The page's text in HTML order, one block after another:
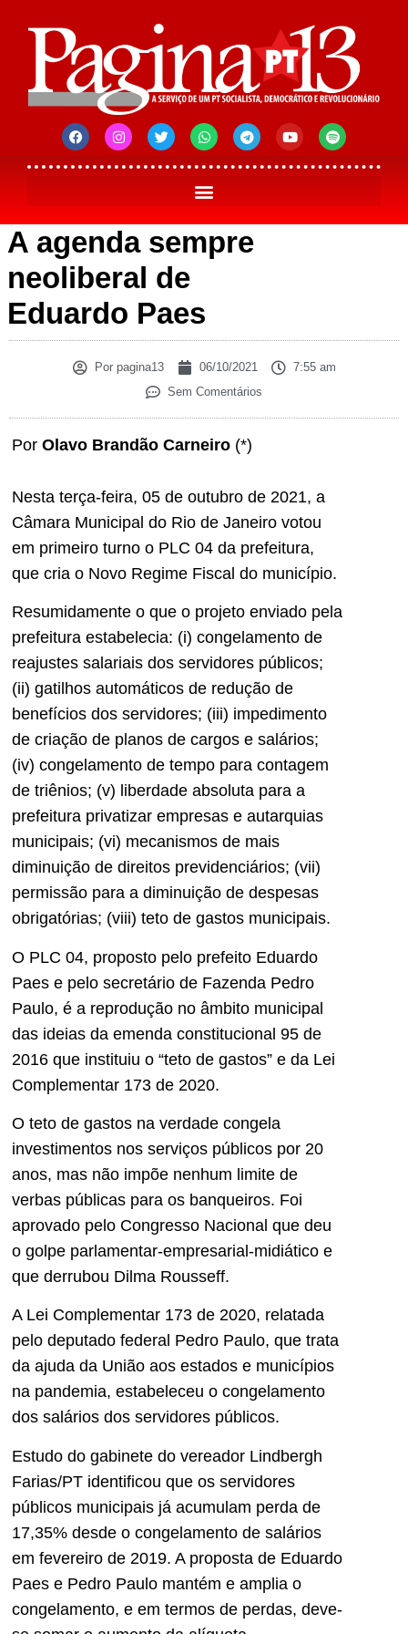
A agenda sempre
neoliberal de
Eduardo Paes
Porpagina13 06/10/2021
7:55 am
Sem Comentários
Por Olavo Brandão Carneiro (*)
Nesta terça-feira, 05 de outubro de 2021, a
Câmara Municipal do Rio de Janeiro votou
em primeiro turno o PLC 04 da prefeitura,
que cria o Novo Regime Fiscal do município.
Resumidamente o que o projeto enviado pela
prefeitura estabelecia: (i) congelamento de
reajustes salariais dos servidores públicos;
(ii) gatilhos automáticos de redução de
benefícios dos servidores; (iii) impedimento
de criação de planos de cargos e salários;
(iv) congelamento de tempo para contagem
de triênios; (v) liberdade absoluta para a
prefeitura privatizar empresas e autarquias
municipais; (vi) mecanismos de mais
diminuição de direitos previdenciários; (vii)
permissão para a diminuição de despesas
obrigatórias; (viii) teto de gastos municipais.
O PLC 04, proposto pelo prefeito Eduardo
Paes e pelo secretário de Fazenda Pedro
Paulo, é a reprodução no âmbito municipal
das ideias da emenda constitucional 95 de
2016 que instituiu o “teto de gastos” e da Lei
Complementar 173 de 2020.
O teto de gastos na verdade congela
investimentos nos serviços públicos por 20
anos, mas não impõe nenhum limite de
verbas públicas para os banqueiros. Foi
aprovado pelo Congresso Nacional que deu
o golpe parlamentar-empresarial-midiático e
que derrubou Dilma Rousseff.
A Lei Complementar 173 de 2020, relatada
pelo deputado federal Pedro Paulo, que trata
da ajuda da União aos estados e municípios
na pandemia, estabeleceu o congelamento
dos salários dos servidores públicos.
Estudo do gabinete do vereador Lindbergh
Farias/PT identificou que os servidores
públicos municipais já acumulam perda de
17,35% desde o congelamento de salários
em fevereiro de 2019. A proposta de Eduardo
Paes e Pedro Paulo mantém e amplia o
congelamento, e em termos de perdas, deve-